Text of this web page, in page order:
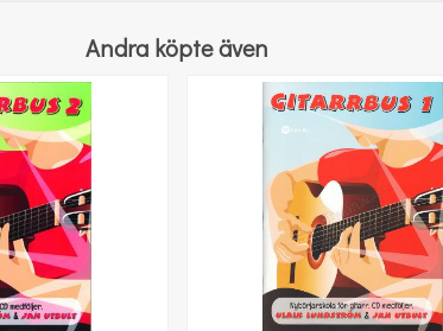
Andra köpte även